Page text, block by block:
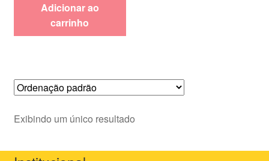
Adicionar ao
carrinho
Exibindo um único resultado